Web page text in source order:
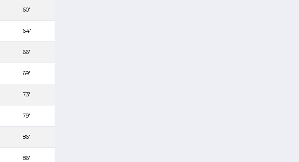
60′
64′
66′
69′
73′
79′
86′
86′